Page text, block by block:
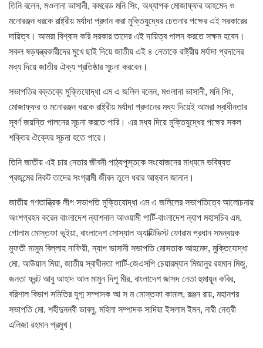
তিনি বলেন, মওলানা ভাসানী, কমরেড মনি সিং, অধ্যাপক মোজাফ্ফর আহমেদ ও
মনোরঞ্জন ধরকে রাষ্ট্রীয় মর্যাদা প্রদান করা মুক্তিযুদ্ধের চেতনার পক্ষের এই সরকারের
দায়িত্ব। আমরা বিশ্বাস করি সরকার তাদের এই দায়িত্ব পালন করতে সক্ষম হবেন।
সকল ষড়যন্ত্রকারীদের মুখে ছাই দিয়ে জাতীয় এই ৪ নেতাকে রাষ্ট্রীয় মর্যাদা প্রদানের
মধ্য দিয়ে জাতীয় ঐক্য প্রতিষ্ঠার সূচনা করবেন।
সভাপতির বক্তব্যে মুক্তিযোদ্ধা এম এ জলিল বলেন, মওলানা ভাসানী, মনি সিং,
মোজাফ্ফর ও মনোরঞ্জন ধরকে রাষ্ট্রীয় মর্যাদা প্রদানের মধ্য দিয়েই আমরা স্বাধীনতার
সূবর্ণ জয়ন্তি পালনের সূচনা করতে পারি। এর মধ্য দিয়ে মুক্তিযুদ্ধের পক্ষের সকল
শক্তির ঐক্যের সূচনা হতে পারে।
তিনি জাতীয় এই চার নেতার জীবনী পাঠ্যপুস্তকে সংযোজনের মাধ্যমে ভবিষ্যত
প্রজন্মের নিকট তাদের সংগ্রামী জীবন তুলে ধরার আহ্বান জানান।
জাতীয় গণতান্ত্রিক লীগ সভাপতি মুক্তিযোদ্ধা এম এ জলিলের সভাপতিত্বে আলোচনায়
অংশগ্রহন করেন বাংলাদেশ ন্যাশনাল আওয়ামী পার্টি-বাংলাদেশ ন্যাপ মহাসচিব এম.
গোলাম মোস্তফা ভুইয়া, বাংলাদেশ সোস্যাল অ্যাক্টিভিস্ট ফোরাম প্রধান সমন্বয়ক
মুফতী মাসুম বিল্লাহ নাফিয়ী, ন্যাপ ভাসানী সভাপতি মোসতাক আহমেদ, মুক্তিযোদ্ধা
মো. আউয়াল মিয়া, জাতীয় স্বাধীনতা পার্টি-জেএসপি চেয়ারম্যান মিজানুর রহমান মিজু,
জনতা ফ্রন্ট আবু আহাদ আল মামুন দিপু মীর, বাংলাদেশ জাসদ নেতা হুমায়ূন কবির,
বরিশাল বিভাগ সমিতির যুগ্ম সম্পাদক আ স ম মোস্তফা কামাল, রঞ্জন রায়, মহানগর
সভাপতি মো. শহীদুননবী ডাবলু, মহিলা সম্পাদক সাদিয়া ইসলাম ইমন, নারী নেত্রী
এলিজা রহমান প্রমুখ।